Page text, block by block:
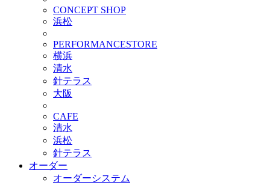
CONCEPT SHOP
浜松
PERFORMANCESTORE
横浜
清水
針テラス
大阪
CAFE
清水
浜松
針テラス
オーダー
オーダーシステム